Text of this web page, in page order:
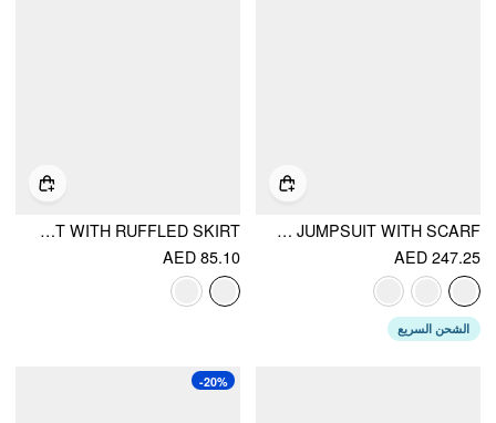
CHIFFON MID RISE BANDEAU ASYMMETRICAL LACE UP WIDE LEG JUMPSUIT WITH SCARF
AED 247.25
الشحن السريع
HALTER NECKLINE LEOPARD & FLORAL GRAPHIC KNOTTED BIKINI SET WITH RUFFLED SKIRT
AED 85.10
-20%